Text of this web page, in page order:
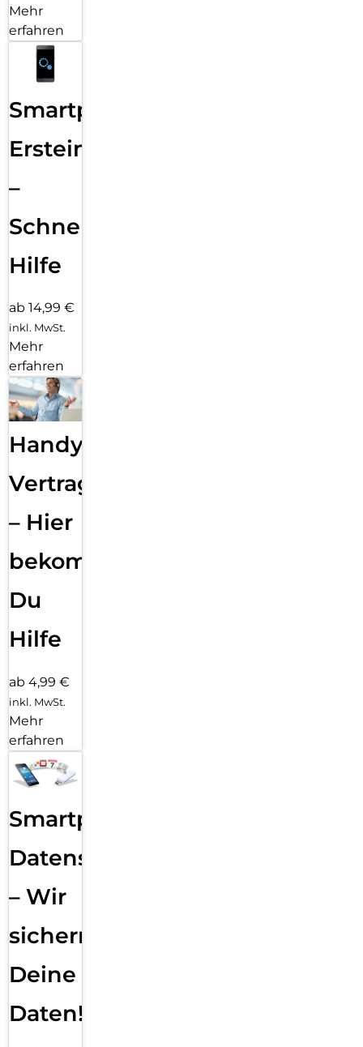
Mehr
erfahren
Smartphone
Ersteinrichtung
–
Schnelle
Hilfe
ab 14,99 €
inkl. MwSt.
Mehr
erfahren
Handy
Vertragsabwicklung
– Hier
bekommst
Du
Hilfe
ab 4,99 €
inkl. MwSt.
Mehr
erfahren
Smartphone
Datensicherung
– Wir
sichern
Deine
Daten!